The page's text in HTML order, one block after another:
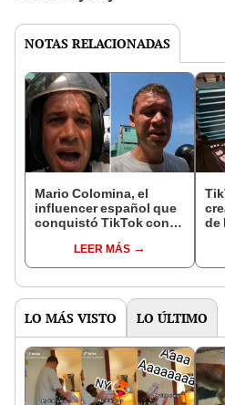
NOTAS RELACIONADAS
Mario Colomina, el
influencer español que
conquistó TikTok con
"Mi amor nació por la
gastronomía"
LEER MÁS
de
LO MÁS VISTO LO ÚLTIMO